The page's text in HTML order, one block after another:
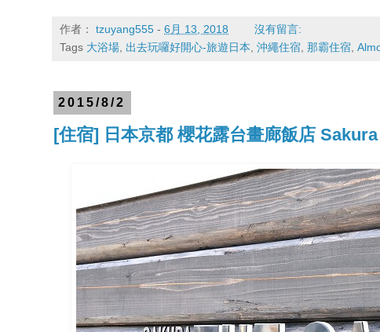
作者： tzuyang555 - 6月 13, 2018
沒有留言:
Tags 大浴場 出去玩囉好開心-旅遊日本 沖繩住宿 那霸住宿
2015/8/2
[住宿] 日本京都 櫻花露台畫廊飯店